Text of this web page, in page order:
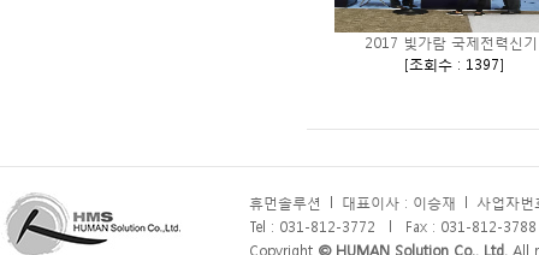
2017 빛가람 국제전력신기
[조회수 : 1397]
휴먼솔루션 대표이사 : 이승재
사업자
Tel : 031-812-3772
Fax : 031-812-3788
Copyright © HUMAN Solution Co,. Ltd. All